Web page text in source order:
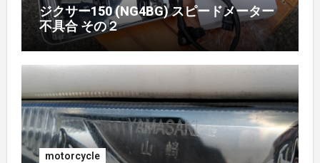
2017年3月
2017年2月
2017年1月 (1)
2016年10月 (1)
ジクサー150 (NG4BG) スピードメーター
不具合 その２
motorcycle